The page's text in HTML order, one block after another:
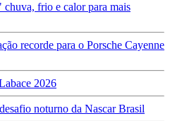
frio e calor para mais
recorde para o Porsche Cayenne
2026
noturno da Nascar Brasil